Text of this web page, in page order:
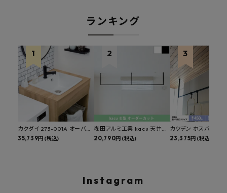
ランキング
カクダイ 273-001A オーバー
カウンタースロップシンク 選
35,739円 (税込)
森田アルミ工業 kacu 天井付
け物干し E型 サイズオーダー
20,790円 (税込)
カツデン ホスバ 天井
物干し 標準サイズ ス
23,375円 (税込)
Instagram